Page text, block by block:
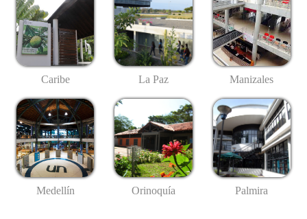
Caribe La Paz Manizales
Medellín Orinoquía Palmira